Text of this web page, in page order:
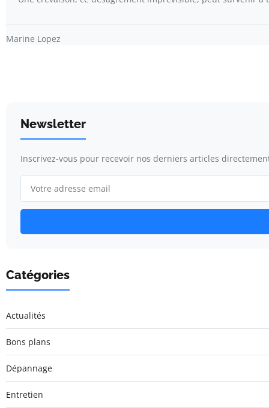
Marine Lopez
Newsletter
Inscrivez-vous pour recevoir nos derniers articles
Catégories
Actualités
Bons plans
Dépannage
Entretien